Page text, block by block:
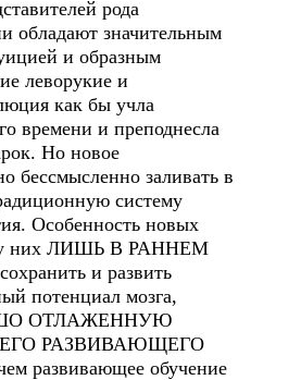
рода
обладают значительным
и образным
леворукие и
как бы учла
времени и преподнесла
Но новое
бессмысленно заливать в
систему
Особенность новых
у них ЛИШЬ В РАННЕМ
и развить
потенциал мозга,
ОТЛАЖЕННУЮ
РАЗВИВАЮЩЕГО
развивающее обучение